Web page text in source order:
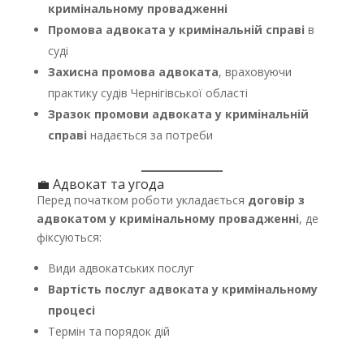
кримінальному провадженні
Промова адвоката у кримінальній справі в
суді
Захисна промова адвоката, враховуючи
практику судів Чернігівської області
Зразок промови адвоката у кримінальній
справі надається за потреби
💼 Адвокат та угода
Перед початком роботи укладається договір з
адвокатом у кримінальному провадженні, де
фіксуються:
Види адвокатських послуг
Вартість послуг адвоката у кримінальному
процесі
Термін та порядок дій